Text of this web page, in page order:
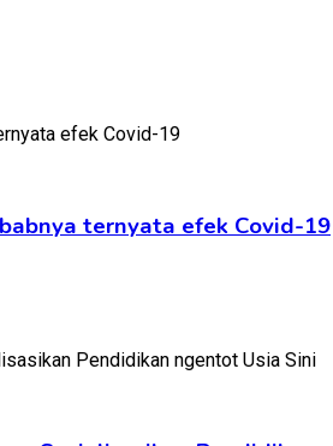
ternyata efek Covid-19